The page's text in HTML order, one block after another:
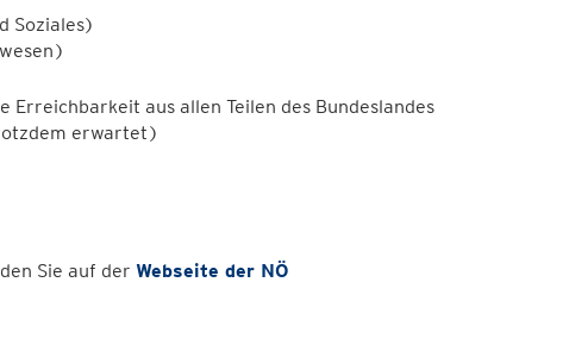
Soziales)
Erreichbarkeit aus allen Teilen des Bundeslandes
erwartet)
Sie auf der Webseite der NÖ